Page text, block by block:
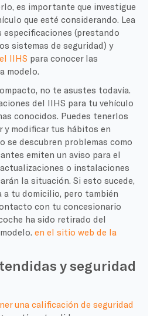
es importante que investigue
que esté considerando. Lea
especificaciones (prestando
sistemas de seguridad) y
IIHS para conocer las
modelo.
no te asustes todavía.
del IIHS para tu vehículo
conocidos. Puedes tenerlos
y modificar tus hábitos en
se descubren problemas como
emiten un aviso para el
o instalaciones
la situación. Si esto sucede,
a tu domicilio, pero también
con tu concesionario
ha sido retirado del
en el sitio web de la
y seguridad
una calificación de seguridad